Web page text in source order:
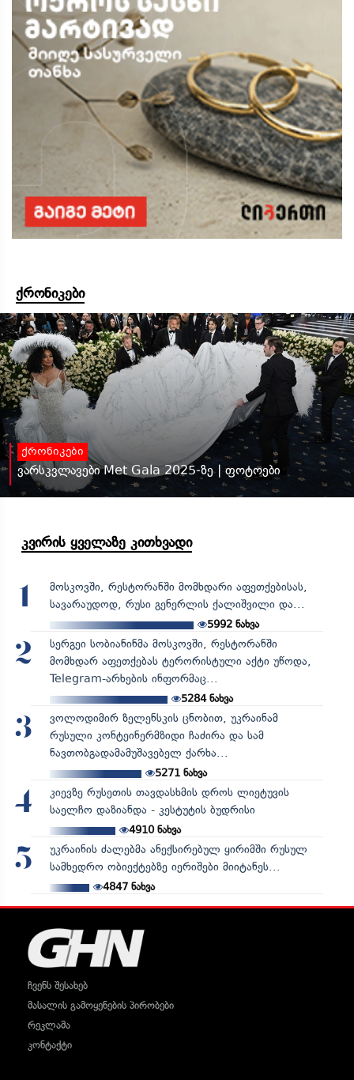
ქრონიკები
ქრონიკები
ვარსკვლავები Met Gala 2025-ზე | ფოტოები
კვირის ყველაზე კითხვადი
1
მოსკოვში, რესტორანში მომხდარი აფეთქებისას,
სავარაუდოდ, რუსი გენერლის ქალიშვილი და...
5992 ნახვა
2
სერგეი სობიანინმა მოსკოვში, რესტორანში
მომხდარ აფეთქებას ტერორისტული აქტი უწოდა,
Telegram-არხების ინფორმაც...
5284ნახვა
3
ვოლოდიმირ ზელენსკის ცნობით, უკრაინამ
რუსული კონტეინერმზიდი ჩაძირა და სამ
ნავთობგადამამუშავებელ ქარხა...
5271ნახვა
4
კიევზე რუსეთის თავდასხმის დროს ლიეტუვის
საელჩო დაზიანდა - კესტუტის ბუდრისი
4910ნახვა
5
უკრაინის ძალებმა ანექსირებულ ყირიმში რუსულ
სამხედრო ობიექტებზე იერიშები მიიტანეს...
4847ნახვა
ჩვენს შესახებ
მასალის გამოყენების პირობები
რეკლამა
კონტაქტი